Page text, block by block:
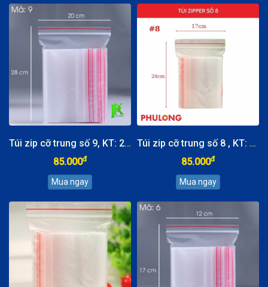
Túi zip cỡ trung số 9, KT: 20x28cm
85.000đ
Túi zip cỡ trung số 8 , KT: 17x24cm
85.000đ